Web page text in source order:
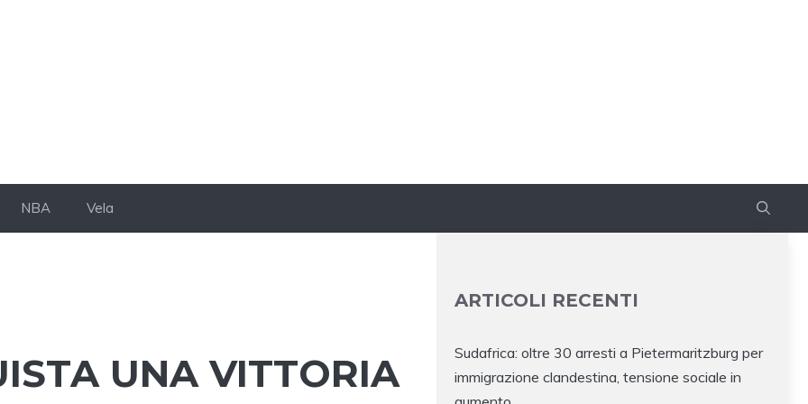
NBA Vela
UNA VITTORIA
ARTICOLI RECENTI
Sudafrica: oltre 30 arresti a Pietermaritzburg per
immigrazione clandestina, tensione sociale in